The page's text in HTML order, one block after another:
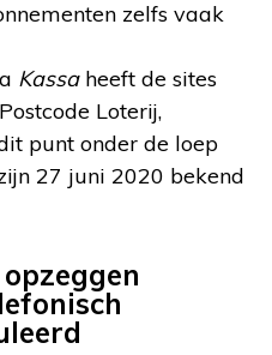
zelfs vaak
Kassaheeft de sites
Loterij,
punt onder de loep
27 juni 2020 bekend